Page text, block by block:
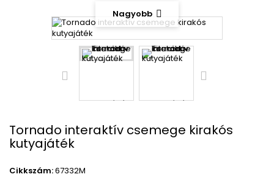
Nagyobb
Tornado interaktív csemege kirakós
kutyajáték
Cikkszám:67332M